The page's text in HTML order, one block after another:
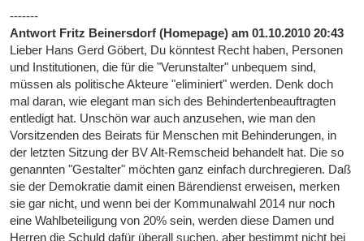
-------
Antwort Fritz Beinersdorf (Homepage) am 01.10.2010 20:43
Lieber Hans Gerd Göbert, Du könntest Recht haben, Personen
und Institutionen, die für die "Verunstalter" unbequem sind,
müssen als politische Akteure "eliminiert" werden. Denk doch
mal daran, wie elegant man sich des Behindertenbeauftragten
entledigt hat. Unschön war auch anzusehen, wie man den
Vorsitzenden des Beirats für Menschen mit Behinderungen, in
der letzten Sitzung der BV Alt-Remscheid behandelt hat. Die so
genannten "Gestalter" möchten ganz einfach durchregieren. Daß
sie der Demokratie damit einen Bärendienst erweisen, merken
sie gar nicht, und wenn bei der Kommunalwahl 2014 nur noch
eine Wahlbeteiligung von 20% sein, werden diese Damen und
Herren die Schuld dafür überall suchen, aber bestimmt nicht bei